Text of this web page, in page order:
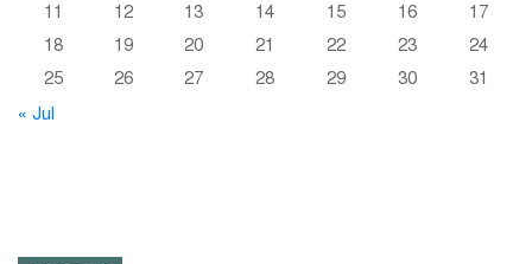
11
12 13 14 15 16
17
18
19 20 21 22 23
24
25
26 27 28 29 30
31
« Jul